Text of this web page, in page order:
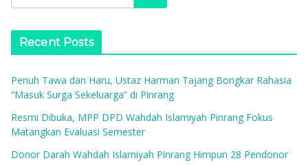
Recent Posts
Penuh Tawa dan Haru, Ustaz Harman Tajang Bongkar Rahasia
“Masuk Surga Sekeluarga” di Pinrang
Resmi Dibuka, MPP DPD Wahdah Islamiyah Pinrang Fokus
Matangkan Evaluasi Semester
Donor Darah Wahdah Islamiyah Pinrang Himpun 28 Pendonor